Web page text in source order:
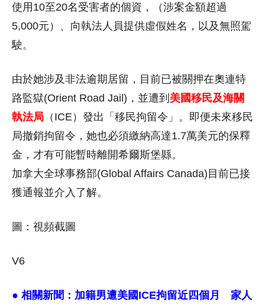
使用10至20名受害者的個資，（涉案金額超過
5,000元）、向執法人員提供虛假姓名，以及無照駕
駛。
由於她涉及非法逾期居留，目前已被關押在奧連特
路監獄(Orient Road Jail)，並遭到 美國移民及海關
執法局 （ICE）發出「移民拘留令」。即便未來移民
局撤銷拘留令，她也必須繳納高達1.7萬美元的保釋
金，才有可能暫時離開希爾斯堡縣。
加拿大全球事務部(Global Affairs Canada)目前已接
獲通報並介入了解。
圖：視頻截圖
V6
● 相關新聞： 加籍男遭美國ICE拘留近四個月 家人